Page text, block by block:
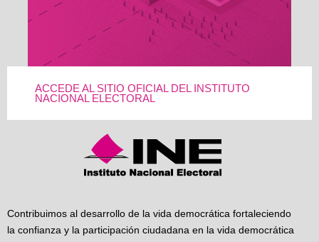
ACCEDE AL SITIO OFICIAL DEL INSTITUTO
NACIONAL ELECTORAL
Contribuimos al desarrollo de la vida democrática fortaleciendo
la confianza y la participación ciudadana en la vida democrática